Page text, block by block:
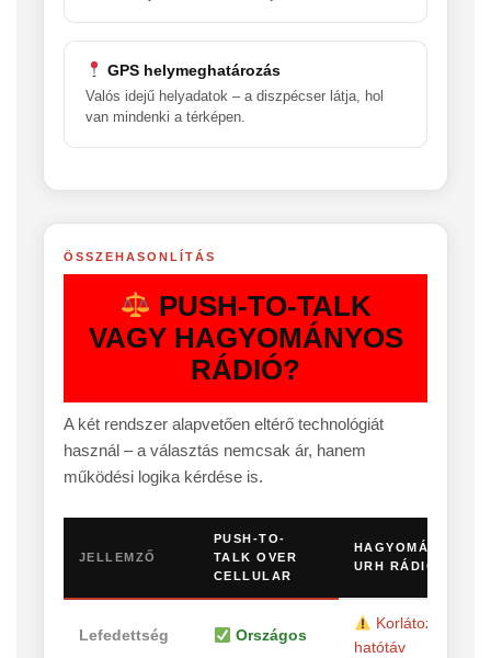
GPS helymeghatározás
Valós idejű helyadatok – a diszpécser látja, hol
van mindenki a térképen.
ÖSSZEHASONLÍTÁS
PUSH-TO-TALK
VAGY HAGYOMÁNYOS
RÁDIÓ?
A két rendszer alapvetően eltérő technológiát
használ – a választás nemcsak ár, hanem
működési logika kérdése is.
JELLEMZŐ
PUSH-TO-
TALK OVER
CELLULAR
HAGYOMÁNYOS
URH RÁDIÓ
Lefedettség Országos
Korlátozott
hatótáv